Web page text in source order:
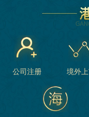
公司注册 境外